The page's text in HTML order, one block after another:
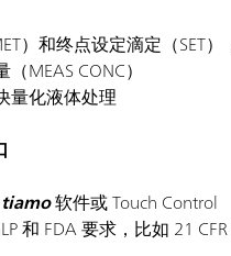
）和终点设定滴定（SET）
MEAS CONC）
量化液体处理
tiamo软件或 Touch Control
和 FDA 要求，比如 21